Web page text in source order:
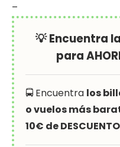
–
💡 Encuentra
para
🚍 Encuentra los
o vuelos más
10€ de DESCUENTO